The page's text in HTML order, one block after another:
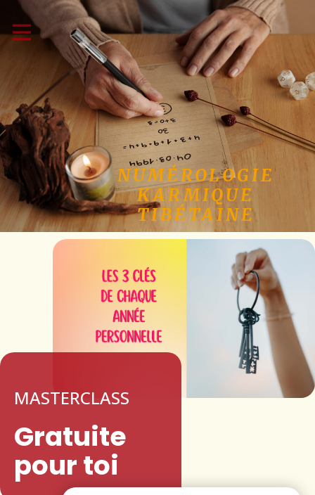
NUMÉROLOGIE
KARMIQUE
TIBÉTAINE
MASTERCLASS
Gratuite
pour toi